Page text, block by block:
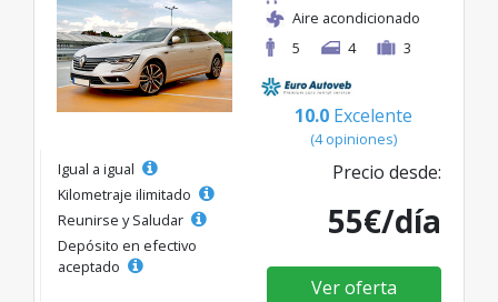
Aire acondicionado
5
4 3
10.0 Excelente
(4 opiniones)
Igual a igual
Kilometraje ilimitado
Reunirse y Saludar
Depósito en efectivo
aceptado
Precio desde:
55€/día
Ver oferta